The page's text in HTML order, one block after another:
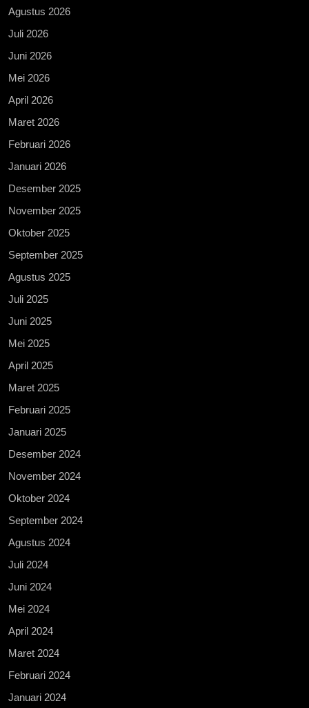
Agustus 2026
Juli 2026
Juni 2026
Mei 2026
April 2026
Maret 2026
Februari 2026
Januari 2026
Desember 2025
November 2025
Oktober 2025
September 2025
Agustus 2025
Juli 2025
Juni 2025
Mei 2025
April 2025
Maret 2025
Februari 2025
Januari 2025
Desember 2024
November 2024
Oktober 2024
September 2024
Agustus 2024
Juli 2024
Juni 2024
Mei 2024
April 2024
Maret 2024
Februari 2024
Januari 2024